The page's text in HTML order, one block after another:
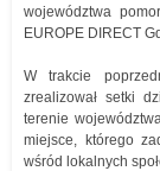
województwa
EUROPE DIRECT
W trakcie
zrealizował setki
terenie
miejsce, którego
wśród lokalnych